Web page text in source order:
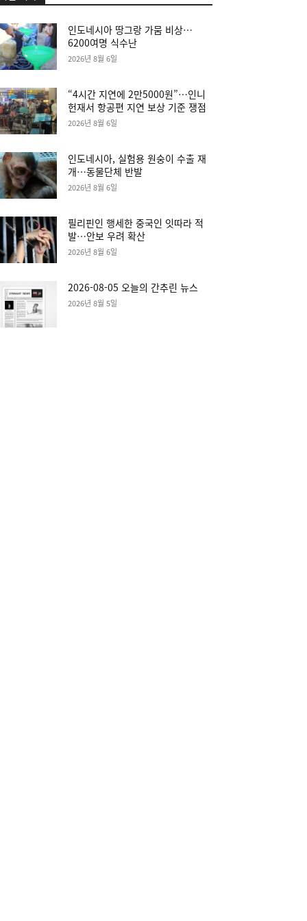
인도네시아 땅그랑 가뭄 비상…
6200여명 식수난
2026년 8월 6일
“4시간 지연에 2만5000원”…인니
헌재서 항공편 지연 보상 기준 쟁점
2026년 8월 6일
인도네시아, 실험용 원숭이 수출 재
개…동물단체 반발
2026년 8월 6일
필리핀인 행세한 중국인 잇따라 적
발…안보 우려 확산
2026년 8월 6일
2026-08-05 오늘의 간추린 뉴스
2026년 8월 5일